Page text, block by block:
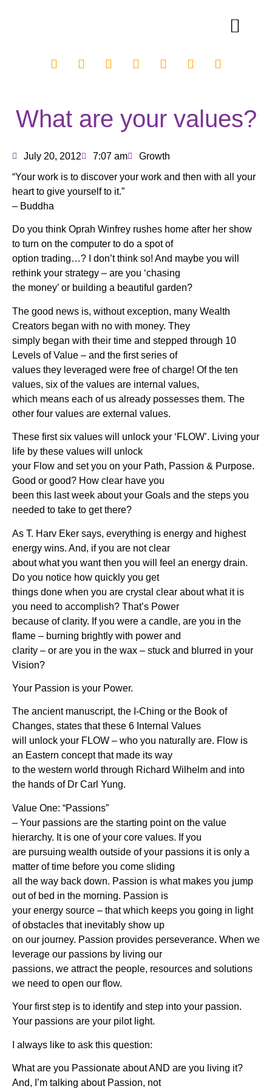
What are your values?
July 20, 2012 7:07 am
Growth
“Your work is to discover your work and then with all your
heart to give yourself to it.”
– Buddha
Do you think Oprah Winfrey rushes home after her show
to turn on the computer to do a spot of
option trading…? I don’t think so! And maybe you will
rethink your strategy – are you ‘chasing
the money’ or building a beautiful garden?
The good news is, without exception, many Wealth
Creators began with no with money. They
simply began with their time and stepped through 10
Levels of Value – and the first series of
values they leveraged were free of charge! Of the ten
values, six of the values are internal values,
which means each of us already possesses them. The
other four values are external values.
These first six values will unlock your ‘FLOW’. Living your
life by these values will unlock
your Flow and set you on your Path, Passion & Purpose.
Good or good? How clear have you
been this last week about your Goals and the steps you
needed to take to get there?
As T. Harv Eker says, everything is energy and highest
energy wins. And, if you are not clear
about what you want then you will feel an energy drain.
Do you notice how quickly you get
things done when you are crystal clear about what it is
you need to accomplish? That’s Power
because of clarity. If you were a candle, are you in the
flame – burning brightly with power and
clarity – or are you in the wax – stuck and blurred in your
Vision?
Your Passion is your Power.
The ancient manuscript, the I-Ching or the Book of
Changes, states that these 6 Internal Values
will unlock your FLOW – who you naturally are. Flow is
an Eastern concept that made its way
to the western world through Richard Wilhelm and into
the hands of Dr Carl Yung.
Value One: “Passions”
– Your passions are the starting point on the value
hierarchy. It is one of your core values. If you
are pursuing wealth outside of your passions it is only a
matter of time before you come sliding
all the way back down. Passion is what makes you jump
out of bed in the morning. Passion is
your energy source – that which keeps you going in light
of obstacles that inevitably show up
on our journey. Passion provides perseverance. When we
leverage our passions by living our
passions, we attract the people, resources and solutions
we need to open our flow.
Your first step is to identify and step into your passion.
Your passions are your pilot light.
I always like to ask this question:
What are you Passionate about AND are you living it?
And, I’m talking about Passion, not